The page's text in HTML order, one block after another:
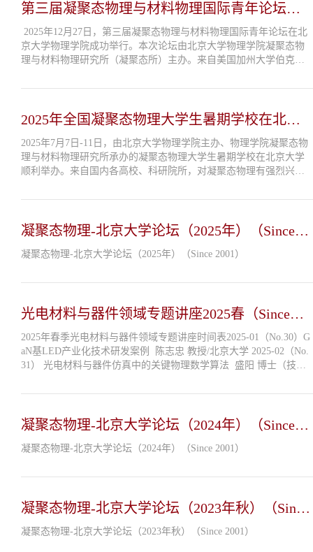
第三届凝聚态物理与材料物理国际青年论坛在
北京大学成功召开
2025年12月27日，第三届凝聚态物理与材料物理国际青年论坛在北
京大学物理学院成功举行。本次论坛由北京大学物理学院凝聚态物
理与材料物理研究所（凝聚态所）主办。来自美国加州大学伯克利
坛以线上线下同步的形式进...
2025年全国凝聚态物理大学生暑期学校在北京
大学顺利举办
2025年7月7日-11日，由北京大学物理学院主办、物理学院凝聚态物
理与材料物理研究所承办的凝聚态物理大学生暑期学校在北京大学
顺利举办。来自国内各高校、科研院所，对凝聚态物理有强烈兴
习凝聚态物理前沿知识，并与...
凝聚态物理-北京大学论坛（2025年）（Since
2001）
凝聚态物理-北京大学论坛（2025年）（Since 2001）
光电材料与器件领域专题讲座2025春（Since
2023）
2025年春季光电材料与器件领域专题讲座时间表2025-01（No.30）G
aN基LED产业化技术研发案例 陈志忠 教授/北京大学 2025-02（No.
31） 光电材料与器件仿真中的关键物理数学算法 盛阳 博士（技术
perty in acade...
凝聚态物理-北京大学论坛（2024年）（Since
2001）
凝聚态物理-北京大学论坛（2024年）（Since 2001）
凝聚态物理-北京大学论坛（2023年秋）（Since
2001）
凝聚态物理-北京大学论坛（2023年秋）（Since 2001）